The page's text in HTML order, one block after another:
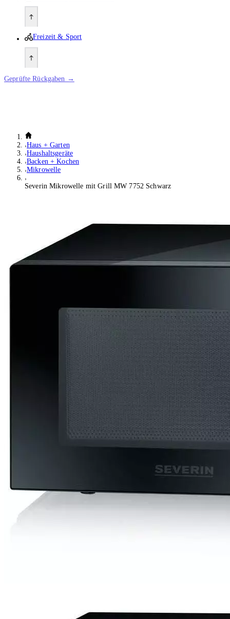
Freizeit & Sport
Geprüfte Rückgaben →
Haus + Garten
Haushaltsgeräte
Backen + Kochen
Mikrowelle
Severin Mikrowelle mit Grill MW 7752 Schwarz